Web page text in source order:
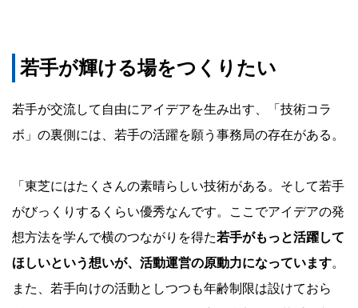
若手が輝ける場をつくりたい
若手が交流して自由にアイデアを生み出す、「技術コラ
ボ」の裏側には、若手の活躍を願う事務局の存在がある。
「東芝にはたくさんの素晴らしい技術がある。そして若手
がびっくりするくらい優秀なんです。ここでアイデアの発
想方法を学んで横のつながりを得た若手がもっと活躍して
ほしいという想いが、活動運営の原動力になっています。
また、若手向けの活動としつつも年齢制限は設けておら